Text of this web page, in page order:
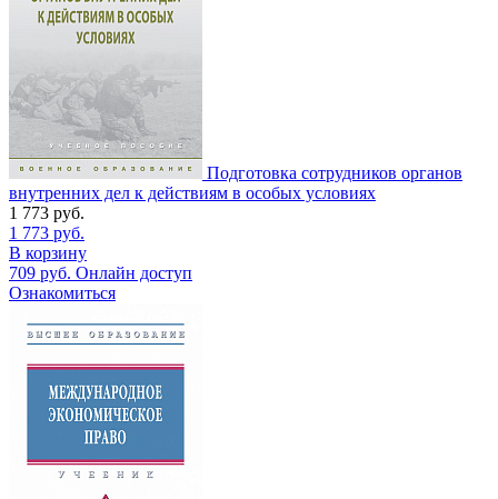
Подготовка сотрудников органов
внутренних дел к действиям в особых условиях
1 773 руб.
1 773 руб.
В корзину
709 руб. Онлайн доступ
Ознакомиться